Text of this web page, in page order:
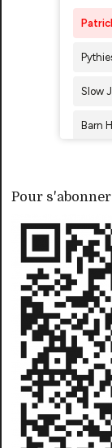
Pour s'abonner